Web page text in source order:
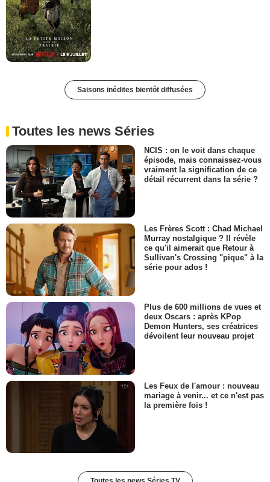
Saisons inédites bientôt diffusées
Toutes les news Séries
NCIS : on le voit dans chaque
épisode, mais connaissez-vous
vraiment la signification de ce
détail récurrent dans la série ?
Les Frères Scott : Chad Michael
Murray nostalgique ? Il révèle
ce qu'il aimerait que Retour à
Sullivan's Crossing "pique" à la
série pour ados !
Plus de 600 millions de vues et
deux Oscars : après KPop
Demon Hunters, ses créatrices
dévoilent leur nouveau projet
Les Feux de l'amour : nouveau
mariage à venir... et ce n'est pas
la première fois !